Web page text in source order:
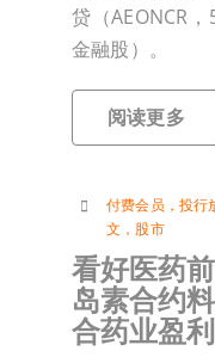
贷（AEONCR
金融股）。
阅读更多
付费会员， 投行
文 ，股市
看好医药
岛素合约
合药业盈利